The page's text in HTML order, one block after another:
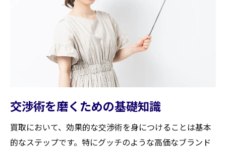
交渉術を磨くための基礎知識
買取において、効果的な交渉術を身につけることは基本
的なステップです。特にグッチのような高価なブランド